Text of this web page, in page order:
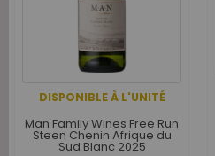
DISPONIBLE À L'UNITÉ
Man Family Wines Free Run
Steen Chenin Afrique du
Sud Blanc 2025